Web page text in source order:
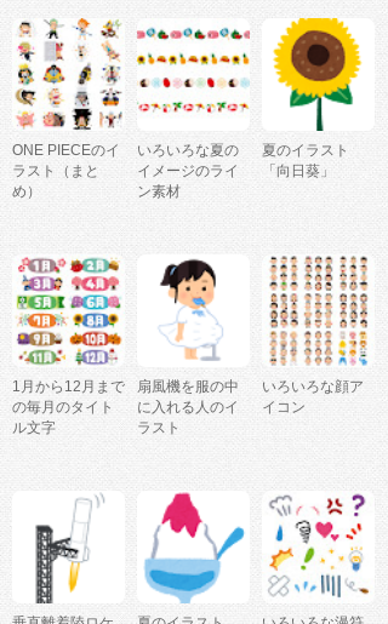
ONE PIECEのイ
ラスト（まと
め）
いろいろな夏の
イメージのライ
ン素材
夏のイラスト
「向日葵」
1月から12月まで
の毎月のタイト
ル文字
扇風機を服の中
に入れる人のイ
ラスト
いろいろな顔ア
イコン